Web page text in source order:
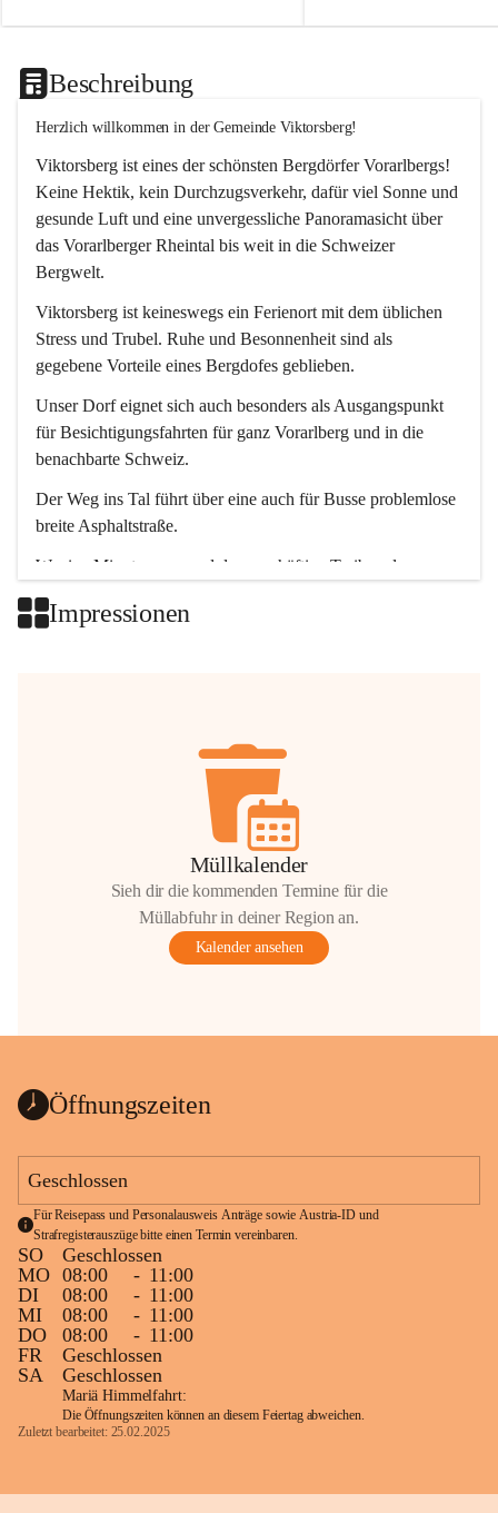
Beschreibung
Herzlich willkommen in der Gemeinde Viktorsberg!
Viktorsberg ist eines der schönsten Bergdörfer Vorarlbergs!
Keine Hektik, kein Durchzugsverkehr, dafür viel Sonne und
gesunde Luft und eine unvergessliche Panoramasicht über
das Vorarlberger Rheintal bis weit in die Schweizer
Bergwelt.
Viktorsberg ist keineswegs ein Ferienort mit dem üblichen
Stress und Trubel. Ruhe und Besonnenheit sind als
gegebene Vorteile eines Bergdofes geblieben.
Unser Dorf eignet sich auch besonders als Ausgangspunkt
für Besichtigungsfahrten für ganz Vorarlberg und in die
benachbarte Schweiz.
Der Weg ins Tal führt über eine auch für Busse problemlose
breite Asphaltstraße.
Wenige Minuten nur, und das geschäftige Treiben der
Impressionen
Müllkalender
Sieh dir die kommenden Termine für die
Müllabfuhr in deiner Region an.
Kalender ansehen
Öffnungszeiten
Geschlossen
Für Reisepass und Personalausweis Anträge sowie Austria-ID und
Strafregisterauszüge bitte einen Termin vereinbaren.
SO
Geschlossen
MO 08:00 - 11:00
DI
08:00 - 11:00
MI
08:00 - 11:00
DO
08:00 - 11:00
FR
Geschlossen
SA
Geschlossen
Mariä Himmelfahrt:
Die Öffnungszeiten können an diesem Feiertag abweichen.
Zuletzt bearbeitet: 25.02.2025